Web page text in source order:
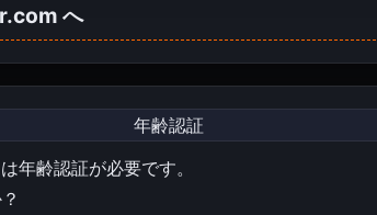
へ
年齢認証
年齢認証が必要です。